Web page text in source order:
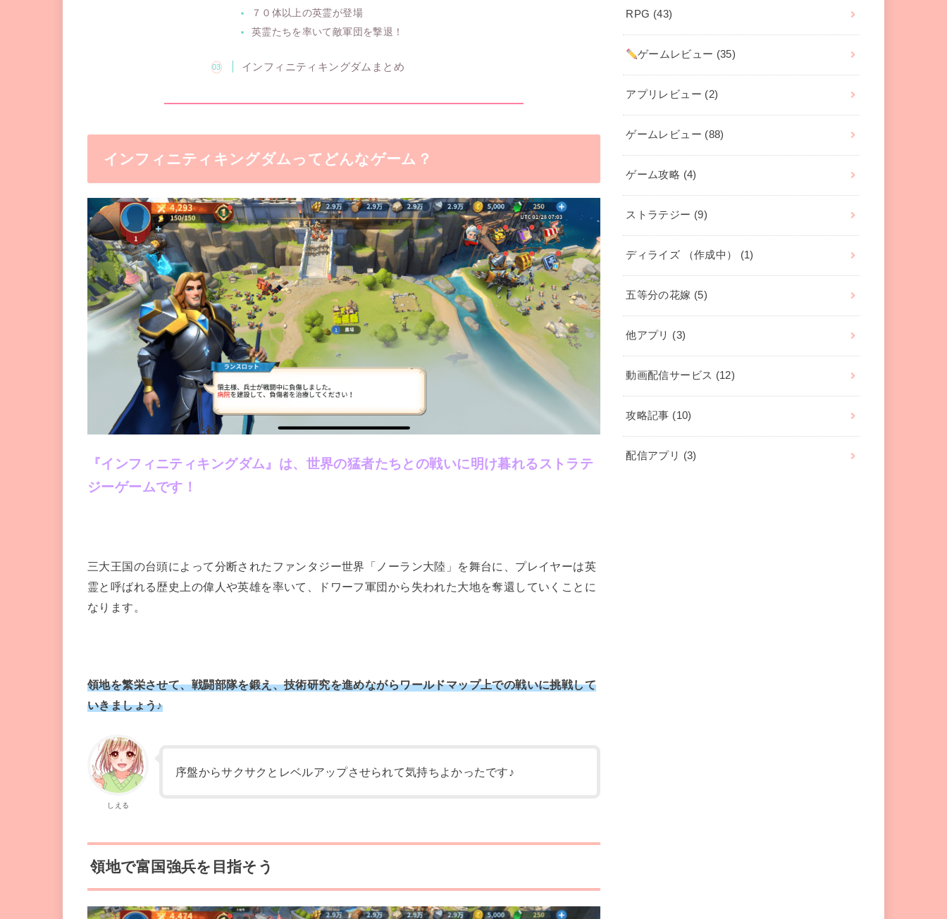
７０体以上の英霊が登場
英霊たちを率いて敵軍団を撃退！
インフィニティキングダムまとめ
インフィニティキングダムってどんなゲーム？
『インフィニティキングダム』は、世界の猛者たちとの戦いに明け暮れるストラテ
ジーゲームです！
三大王国の台頭によって分断されたファンタジー世界「ノーラン大陸」を舞台に、プレイヤーは英
霊と呼ばれる歴史上の偉人や英雄を率いて、ドワーフ軍団から失われた大地を奪還していくことに
なります。
領地を繁栄させて、戦闘部隊を鍛え、技術研究を進めながらワールドマップ上での戦いに挑戦して
いきましょう♪
しえる
序盤からサクサクとレベルアップさせられて気持ちよかったです♪
領地で富国強兵を目指そう
RPG (43)
ゲームレビュー (35)
アプリレビュー (2)
ゲームレビュー (88)
ゲーム攻略 (4)
ストラテジー (9)
ディライズ （作成中） (1)
五等分の花嫁 (5)
他アプリ (3)
動画配信サービス (12)
攻略記事 (10)
配信アプリ (3)